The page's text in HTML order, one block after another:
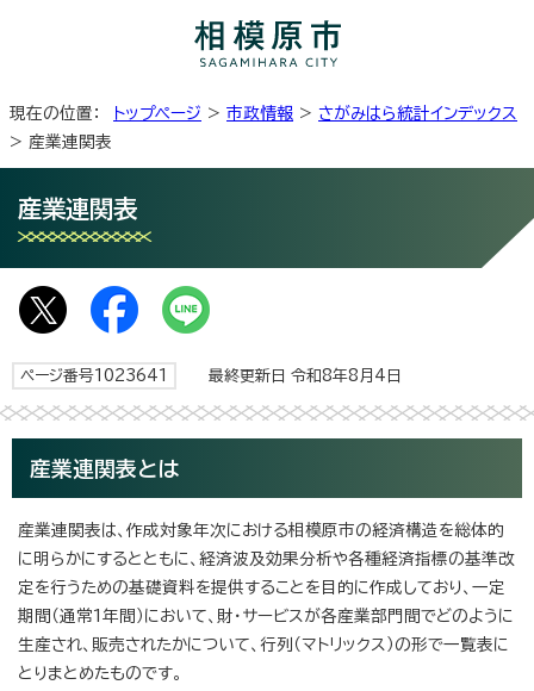
現在の位置： トップページ > 市政情報 > さがみはら統計インデックス
> 産業連関表
産業連関表
ページ番号1023641 最終更新日 令和8年8月4日
産業連関表とは
産業連関表は、作成対象年次における相模原市の経済構造を総体的
に明らかにするとともに、経済波及効果分析や各種経済指標の基準改
定を行うための基礎資料を提供することを目的に作成しており、一定
期間（通常1年間）において、財・サービスが各産業部門間でどのように
生産され、販売されたかについて、行列（マトリックス）の形で一覧表に
とりまとめたものです。